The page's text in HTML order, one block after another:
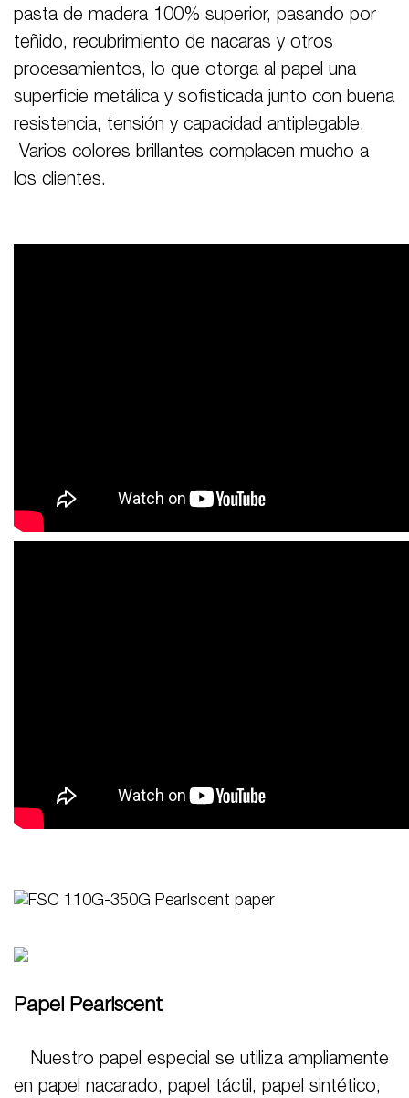
pasta de madera 100% superior, pasando por
teñido, recubrimiento de nacaras y otros
procesamientos, lo que otorga al papel una
superficie metálica y sofisticada junto con buena
resistencia, tensión y capacidad antiplegable.
Varios colores brillantes complacen mucho a
los clientes.
Papel Pearlscent
Nuestro papel especial se utiliza ampliamente
en papel nacarado, papel táctil, papel sintético,